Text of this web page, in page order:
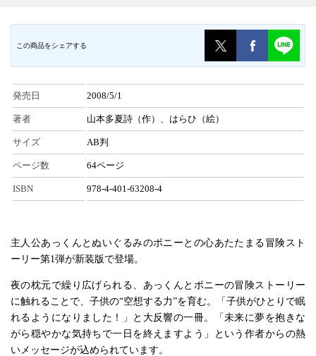
この商品をシェアする
発売日 2008/5/1
著者 山本多夏詩（作）、はらひ（絵）
サイズ AB判
ページ数 64ページ
ISBN 978-4-401-63208-4
主人公あっくんとぬいぐるみのポニーとの心あたたまる冒険スト
ーリー第1弾が新装版で登場。
夜の枕元で繰り広げられる、あっくんとポニーの冒険ストーリー
に触れることで、子供の“空想する力”を育む。「子供がひとりで眠
れるようになりました！」と大反響の一冊。「未来に夢を抱きな
がら穏やかな気持ちで一日を終えますよう」という作者からの熱
いメッセージが込められています。